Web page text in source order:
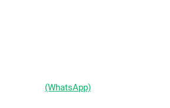
(WhatsApp)